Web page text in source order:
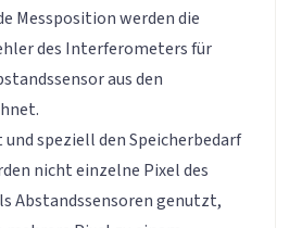
Messposition werden die
des Interferometers für
aus den
und speziell den Speicherbedarf
nicht einzelne Pixel des
Abstandssensoren genutzt,